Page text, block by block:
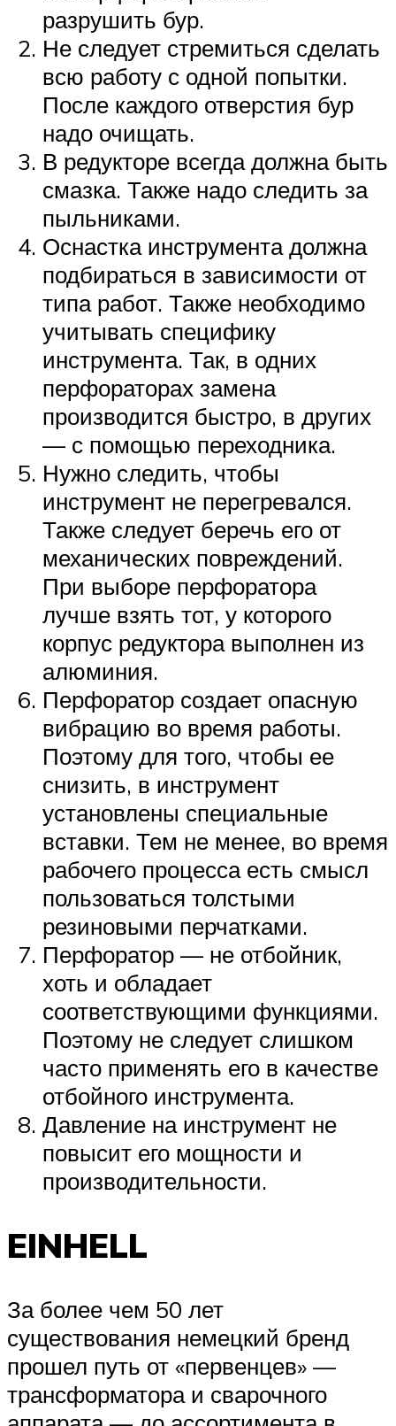
разрушить бур.
Не следует стремиться сделать
всю работу с одной попытки.
После каждого отверстия бур
надо очищать.
В редукторе всегда должна быть
смазка. Также надо следить за
пыльниками.
Оснастка инструмента должна
подбираться в зависимости от
типа работ. Также необходимо
учитывать специфику
инструмента. Так, в одних
перфораторах замена
производится быстро, в других
— с помощью переходника.
Нужно следить, чтобы
инструмент не перегревался.
Также следует беречь его от
механических повреждений.
При выборе перфоратора
лучше взять тот, у которого
корпус редуктора выполнен из
алюминия.
Перфоратор создает опасную
вибрацию во время работы.
Поэтому для того, чтобы ее
снизить, в инструмент
установлены специальные
вставки. Тем не менее, во время
рабочего процесса есть смысл
пользоваться толстыми
резиновыми перчатками.
Перфоратор — не отбойник,
хоть и обладает
соответствующими функциями.
Поэтому не следует слишком
часто применять его в качестве
отбойного инструмента.
Давление на инструмент не
повысит его мощности и
производительности.
EINHELL
За более чем 50 лет
существования немецкий бренд
прошел путь от «первенцев» —
трансформатора и сварочного